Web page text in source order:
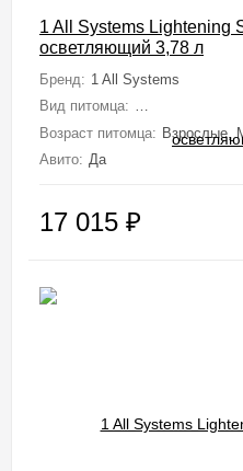
1 All Systems Lightening
осветляющий 3,78 л
Бренд: 1 All Systems
Вид питомца: Собаки
Возраст питомца: Взрослые,
Авито: Да
17 015 ₽